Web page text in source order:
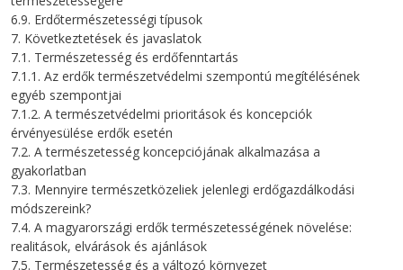
6.9. Erdőtermészetességi típusok
7. Következtetések és javaslatok
7.1. Természetesség és erdőfenntartás
7.1.1. Az erdők természetvédelmi szempontú megítélésének
egyéb szempontjai
7.1.2. A természetvédelmi prioritások és koncepciók
érvényesülése erdők esetén
7.2. A természetesség koncepciójának alkalmazása a
gyakorlatban
7.3. Mennyire természetközeliek jelenlegi erdőgazdálkodási
módszereink?
7.4. A magyarországi erdők természetességének növelése:
realitások, elvárások és ajánlások
7.5. Természetesség és a változó környezet